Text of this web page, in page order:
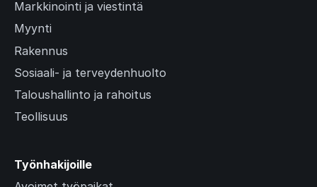
Markkinointi ja viestintä
Myynti
Rakennus
Sosiaali- ja terveydenhuolto
Taloushallinto ja rahoitus
Teollisuus
Työnhakijoille